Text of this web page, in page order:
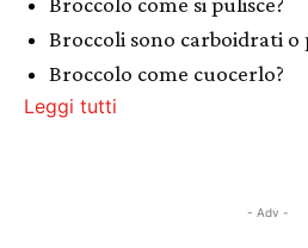
Broccoli sono carboidrati o
Broccolo come cuocerlo?
Leggi tutti
- Adv -